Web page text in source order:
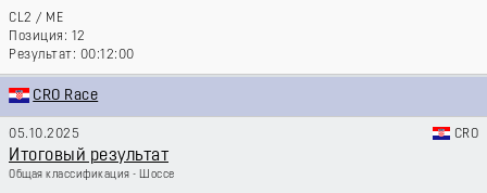
CL2 / ME
12
00:12:00
CRO Race
05.10.2025 CRO
Итоговый результат
Общая классификация - Шоссе